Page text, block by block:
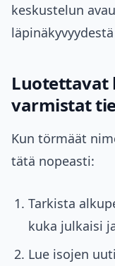
keskustelun
Luotettavat
varmistat
Kun törmäät
tätä nopeasti:
Tarkista
kuka julkaisi
Lue isojen